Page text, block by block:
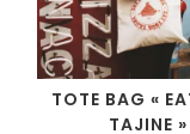
TOTE BAG «
TAJINE »